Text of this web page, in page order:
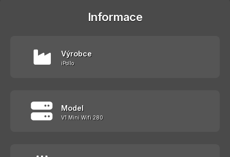
Informace
Výrobce
iPollo
Model
V1 Mini Wifi 280